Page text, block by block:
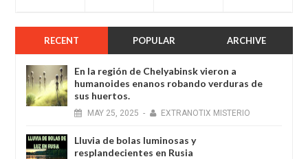
RECENT POPULAR ARCHIVE
En la región de Chelyabinsk vieron a
humanoides enanos robando verduras de
sus huertos.
MAY 25, 2025 - EXTRANOTIX MISTERIO
Lluvia de bolas luminosas y
resplandecientes en Rusia